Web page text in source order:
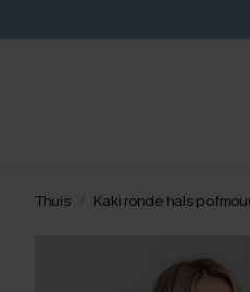
Thuis Kaki ronde hals